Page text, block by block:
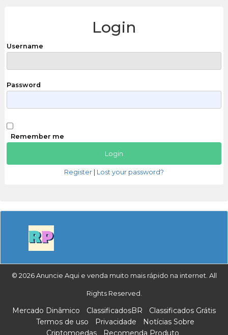
Login
Username
Password
Remember me
Register Lost your password?
© 2026 Anuncie Aqui e venda muito mais rápido na internet. All
Rights Reserved.
Mercado Dinâmico ClassificadosBR
Classificados Grátis
Termos de uso
Privacidade
Notícias Sobre
Criptomoedas
Recomenda Produto